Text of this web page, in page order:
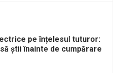
pe înțelesul tuturor:
știi înainte de cumpărare